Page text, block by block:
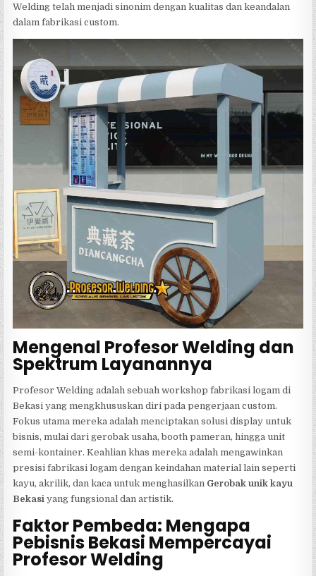
Welding telah menjadi sinonim dengan kualitas dan keandalan
dalam fabrikasi custom.
Mengenal Profesor Welding dan
Spektrum Layanannya
Profesor Welding adalah sebuah workshop fabrikasi logam di
Bekasi yang mengkhususkan diri pada pengerjaan custom.
Fokus utama mereka adalah menciptakan solusi display untuk
bisnis, mulai dari gerobak usaha, booth pameran, hingga unit
semi-kontainer. Keahlian khas mereka adalah mengawinkan
presisi fabrikasi logam dengan keindahan material lain seperti
kayu, akrilik, dan kaca untuk menghasilkan Gerobak unik kayu
Bekasi yang fungsional dan artistik.
Faktor Pembeda: Mengapa
Pebisnis Bekasi Mempercayai
Profesor Welding